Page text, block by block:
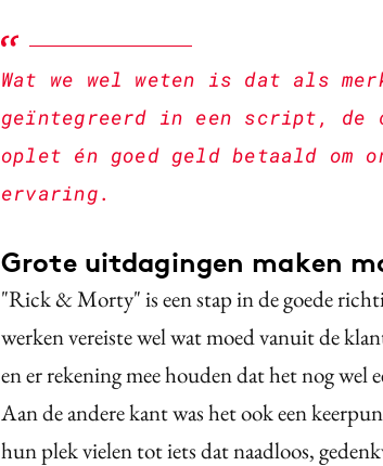
Wat we wel weten is dat als
geïntegreerd in een script, de
oplet én goed geld betaald om
ervaring.
Grote uitdagingen maken
"Rick & Morty" is een stap in de goede
werken vereiste wel wat moed vanuit de
en er rekening mee houden dat het nog wel
Aan de andere kant was het ook een
hun plek vielen tot iets dat naadloos,